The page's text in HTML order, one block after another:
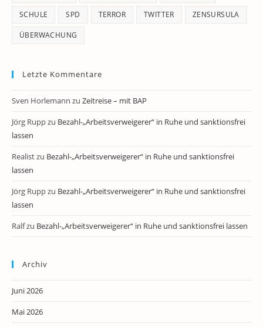
SCHULE SPD TERROR TWITTER ZENSURSULA
ÜBERWACHUNG
Letzte Kommentare
Sven Horlemann zu Zeitreise – mit BAP
Jörg Ruppzu Bezahl-„Arbeitsverweigerer“ in Ruhe und sanktionsfrei
lassen
Realistzu Bezahl-„Arbeitsverweigerer“ in Ruhe und sanktionsfrei
lassen
Jörg Ruppzu Bezahl-„Arbeitsverweigerer“ in Ruhe und sanktionsfrei
lassen
Ralfzu Bezahl-„Arbeitsverweigerer“ in Ruhe und sanktionsfrei lassen
Archiv
Juni 2026
Mai 2026